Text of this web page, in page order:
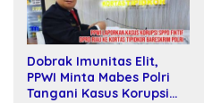
Dobrak Imunitas Elit,
PPWI Minta Mabes Polri
Tangani Kasus Korupsi